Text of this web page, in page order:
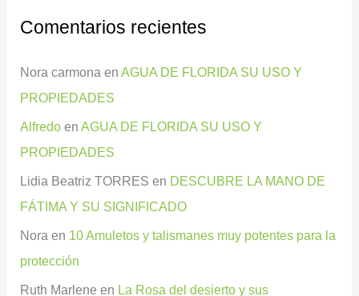
Comentarios recientes
Nora carmona enAGUA DE FLORIDA SU USO Y
PROPIEDADES
Alfredo enAGUA DE FLORIDA SU USO Y
PROPIEDADES
Lidia Beatriz TORRES en DESCUBRE LA MANO DE
FÁTIMA Y SU SIGNIFICADO
Nora en 10 Amuletos y talismanes muy potentes para la
protección
Ruth Marlene en La Rosa del desierto y sus